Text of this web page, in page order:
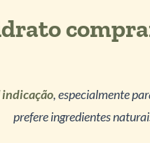
, especialmente
prefere ingredientes